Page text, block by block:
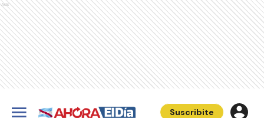
Ads
Suscribite